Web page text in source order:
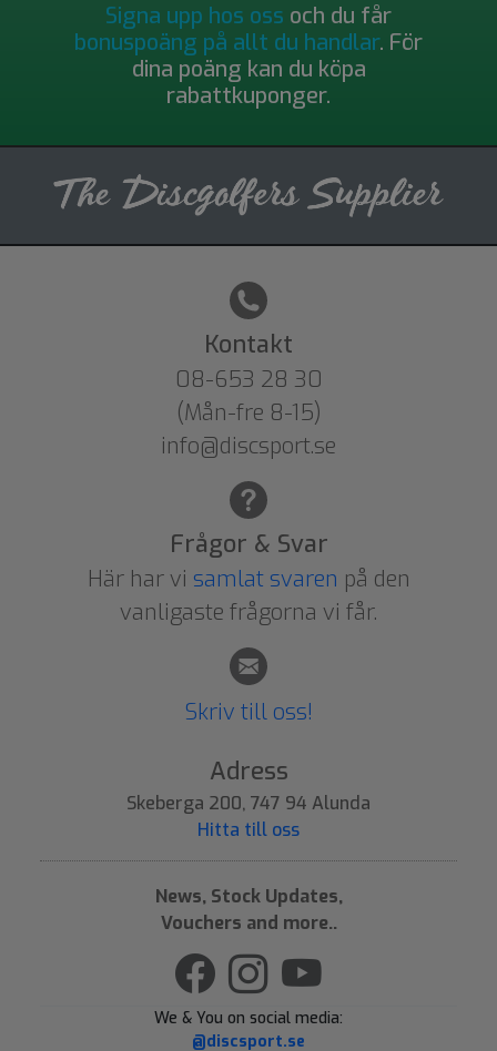
Signa upp hos oss och du får
bonuspoäng på allt du handlar. För
dina poäng kan du köpa
rabattkuponger.
Kontakt
08-653 28 30
(Mån-fre 8-15)
info@discsport.se
Frågor & Svar
Här har vi samlat svaren på den
vanligaste frågorna vi får.
Skriv till oss!
Adress
Skeberga 200, 747 94 Alunda
Hitta till oss
News, Stock Updates,
Vouchers and more..
We & You on social media:
@discsport.se